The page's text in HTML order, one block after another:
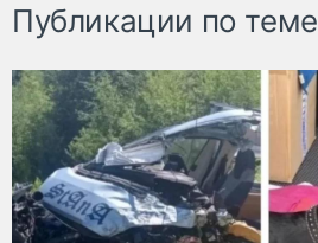
Публикации по теме